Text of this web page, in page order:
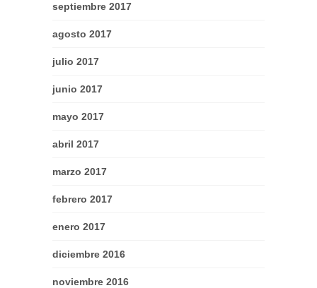
septiembre 2017
agosto 2017
julio 2017
junio 2017
mayo 2017
abril 2017
marzo 2017
febrero 2017
enero 2017
diciembre 2016
noviembre 2016